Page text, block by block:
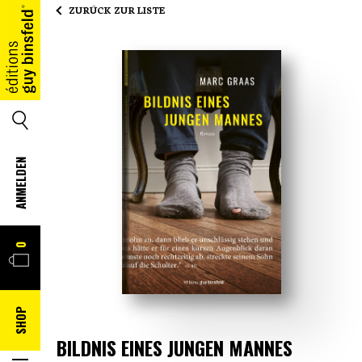
HOME
SUCHE
ANMELDEN
WARENKORB
0
SHOP
ZURÜCK ZUR LISTE
BILDNIS EINES JUNGEN MANNES